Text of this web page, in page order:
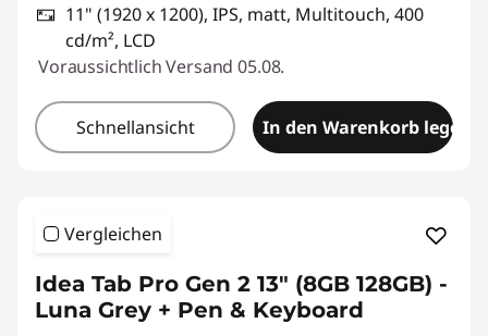
11" (1920 x 1200), IPS, matt, Multitouch, 400
cd/m², LCD
Voraussichtlich Versand 05.08.
Schnellansicht In den Warenkorb legen
Vergleichen
Idea Tab Pro Gen 2 13" (8GB 128GB) -
Luna Grey + Pen & Keyboard